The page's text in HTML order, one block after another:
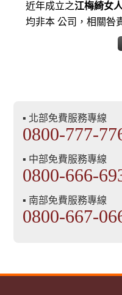
近年成立之江梅綺女
均非本 公司，相關咎
▪ 北部免費服務專線
0800-777-
▪ 中部免費服務專線
0800-666-
▪ 南部免費服務專線
0800-667-